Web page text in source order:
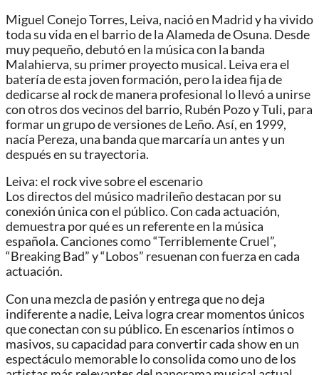
Miguel Conejo Torres, Leiva, nació en Madrid y ha vivido
toda su vida en el barrio de la Alameda de Osuna. Desde
muy pequeño, debutó en la música con la banda
Malahierva, su primer proyecto musical. Leiva era el
batería de esta joven formación, pero la idea fija de
dedicarse al rock de manera profesional lo llevó a unirse
con otros dos vecinos del barrio, Rubén Pozo y Tuli, para
formar un grupo de versiones de Leño. Así, en 1999,
nacía Pereza, una banda que marcaría un antes y un
después en su trayectoria.
Leiva: el rock vive sobre el escenario
Los directos del músico madrileño destacan por su
conexión única con el público. Con cada actuación,
demuestra por qué es un referente en la música
española. Canciones como “Terriblemente Cruel”,
“Breaking Bad” y “Lobos” resuenan con fuerza en cada
actuación.
Con una mezcla de pasión y entrega que no deja
indiferente a nadie, Leiva logra crear momentos únicos
que conectan con su público. En escenarios íntimos o
masivos, su capacidad para convertir cada show en un
espectáculo memorable lo consolida como uno de los